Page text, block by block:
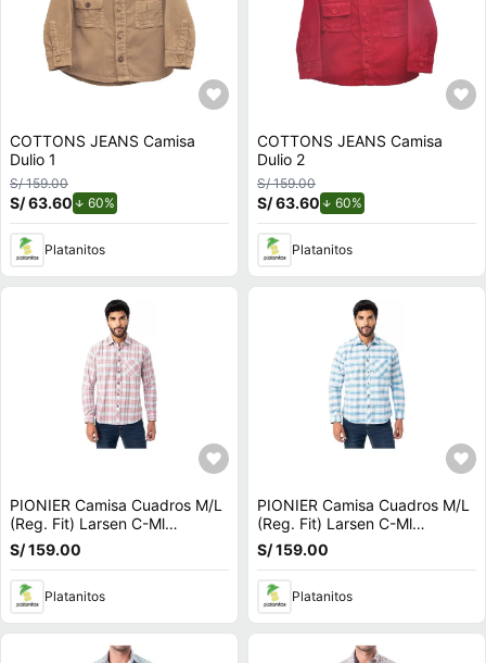
COTTONS JEANS Camisa
Dulio 1
S/ 159.00
S/ 63.60 60%
Platanitos
COTTONS JEANS Camisa
Dulio 2
S/ 159.00
S/ 63.60 60%
Platanitos
PIONIER Camisa Cuadros M/L
(Reg. Fit) Larsen C-Ml
Salmon/C
S/ 159.00
Platanitos
PIONIER Camisa Cuadros M/L
(Reg. Fit) Larsen C-Ml
Turqueza
S/ 159.00
Platanitos